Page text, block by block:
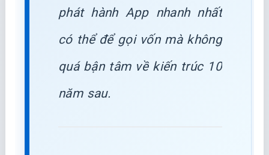
phát hành App nhanh nhất
có thể để gọi vốn mà không
quá bận tâm về kiến trúc 10
năm sau.